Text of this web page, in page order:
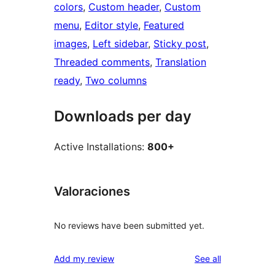
colors, Custom header, Custom
menu, Editor style, Featured
images, Left sidebar, Sticky post
Threaded comments, Translation
ready, Two columns
Downloads per day
Active Installations: 800+
Valoraciones
No reviews have been submitted yet.
Add my review See allreviews